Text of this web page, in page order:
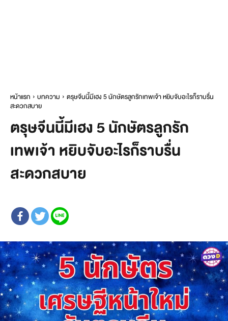
หน้าแรก บทความ
ตรุษจีนนี้มีเฮง 5 นักษัตรลูกรักเทพเจ้า หยิบจับอะไรก็ราบรื่น
สะดวกสบาย
ตรุษจีนนี้มีเฮง 5 นักษัตรลูกรัก
เทพเจ้า หยิบจับอะไรก็ราบรื่น
สะดวกสบาย